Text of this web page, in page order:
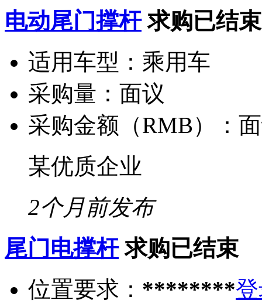
电动尾门撑杆 求购已结束
适用车型： 乘用车
采购量： 面议
采购金额（RMB）：
某优质企业
2个月前发布
尾门电撑杆 求购已结束
位置要求： ********